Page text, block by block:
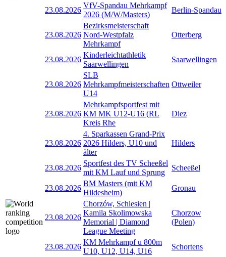
23.08.2026
VfV-Spandau Mehrkampf
2026 (M/W/Masters)
Berlin-Spandau
23.08.2026
Bezirksmeisterschaft
Nord-Westpfalz
Mehrkampf
Otterberg
23.08.2026
Kinderleichtathletik
Saarwellingen
Saarwellingen
23.08.2026
SLB
Mehrkampfmeisterschaften
U14
Ottweiler
23.08.2026
Mehrkampfsportfest mit
KM MK U12-U16 (RL
Kreis Rhe
Diez
23.08.2026
4. Sparkassen Grand-Prix
2026 Hilders, U10 und
älter
Hilders
23.08.2026
Sportfest des TV Scheeßel
mit KM Lauf und Sprung
Scheeßel
23.08.2026
BM Masters (mit KM
Hildesheim)
Gronau
23.08.2026
Chorzów, Schlesien |
Kamila Skolimowska
Memorial | Diamond
League Meeting
Chorzow
(Polen)
23.08.2026
KM Mehrkampf u 800m
U10, U12, U14, U16
Schortens